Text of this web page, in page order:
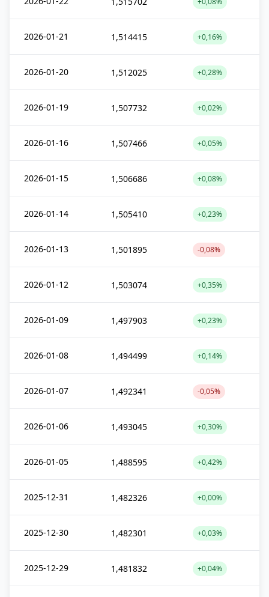
2026-01-21 1,514415 +0,16%
2026-01-20 1,512025 +0,28%
2026-01-19 1,507732 +0,02%
2026-01-16 1,507466 +0,05%
2026-01-15 1,506686 +0,08%
2026-01-14 1,505410 +0,23%
2026-01-13 1,501895 -0,08%
2026-01-12 1,503074 +0,35%
2026-01-09 1,497903 +0,23%
2026-01-08 1,494499 +0,14%
2026-01-07 1,492341 -0,05%
2026-01-06 1,493045 +0,30%
2026-01-05 1,488595 +0,42%
2025-12-31 1,482326 +0,00%
2025-12-30 1,482301 +0,03%
2025-12-29 1,481832 +0,04%